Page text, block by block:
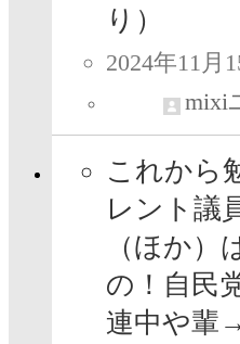
り）
2024年11月
mixi
これから
レント議
（ほか）
の！自民
連中や輩